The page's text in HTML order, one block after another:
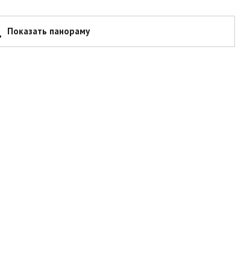
Показать панораму